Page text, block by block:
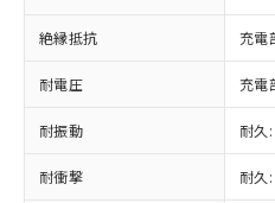
絶縁抵抗 充電
耐電圧 充電
耐振動 耐久
耐衝撃 耐久
在庫状況および
記載している更
タに基づき作成
覧された時点で
準価格とは異な
了承ください。
正式な納期状況
様のお取引先、
*EU RoHS指令（10物質）：
鉛(Pb) 1000ppm以下、 水
ミウム(Cd) 100ppm以下、
六価クロム(Cr(Ⅵ))
類(PBB) 1000ppm以下、ポ
ル) (DEHP)(別名：DOP)
ルベンジル（BBP）
い合わせください。
*中国RoHS10物質の基準値
Pb(鉛) :1000ppm、 Hg(水
Cr(Ⅵ)(六価クロム) :
ニル類) : 1000ppm、
DBP(フタル酸ジブチル) :
為替および外国
（以下｢規制貨
または国外への
国政府の輸出許
可)を取得する
当社は規制貨物
全に破砕するな
一定数以上